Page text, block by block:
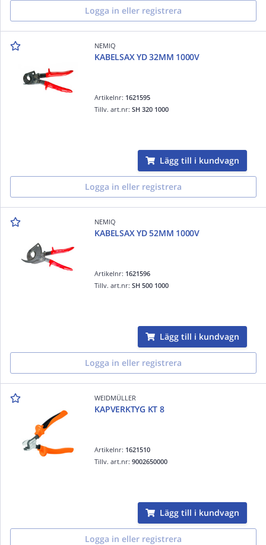
Logga in eller registrera
NEMIQ
KABELSAX YD 32MM 1000V
Artikelnr: 1621595
Tillv. art.nr:SH 320 1000
Lägg till i kundvagn
Logga in eller registrera
NEMIQ
KABELSAX YD 52MM 1000V
Artikelnr: 1621596
Tillv. art.nr:SH 500 1000
Lägg till i kundvagn
Logga in eller registrera
WEIDMÜLLER
KAPVERKTYG KT 8
Artikelnr: 1621510
Tillv. art.nr:9002650000
Lägg till i kundvagn
Logga in eller registrera